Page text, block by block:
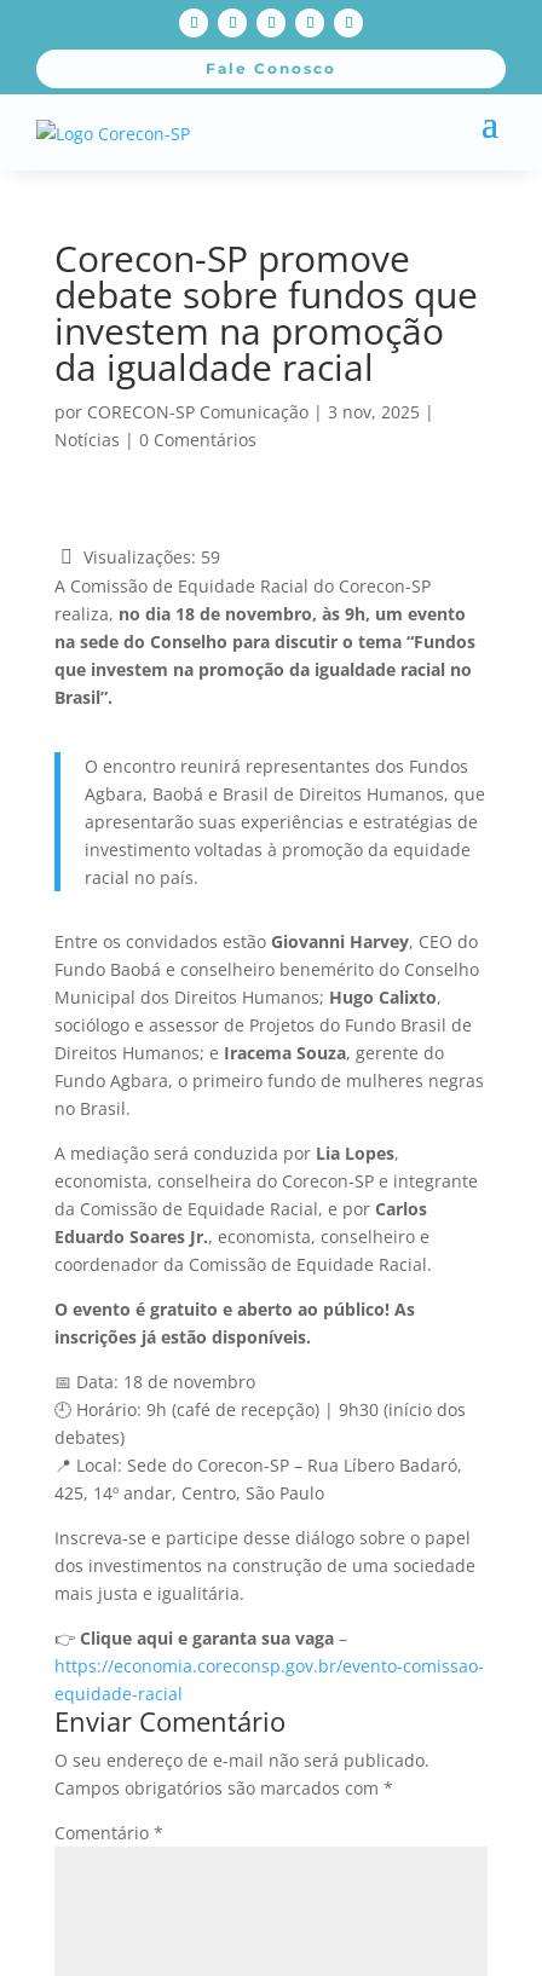
Fale Conosco
Corecon-SP promove
debate sobre fundos que
investem na promoção
da igualdade racial
por CORECON-SP Comunicação| 3 nov, 2025|
Notícias | 0 Comentários
Visualizações: 59
A Comissão de Equidade Racial do Corecon-SP
realiza, no dia 18 de novembro, às 9h, um evento
na sede do Conselho para discutir o tema “Fundos
que investem na promoção da igualdade racial no
Brasil”.
O encontro reunirá representantes dos Fundos
Agbara, Baobá e Brasil de Direitos Humanos, que
apresentarão suas experiências e estratégias de
investimento voltadas à promoção da equidade
racial no país.
Entre os convidados estão Giovanni Harvey, CEO do
Fundo Baobá e conselheiro benemérito do Conselho
Municipal dos Direitos Humanos; Hugo Calixto,
sociólogo e assessor de Projetos do Fundo Brasil de
Direitos Humanos; e Iracema Souza, gerente do
Fundo Agbara, o primeiro fundo de mulheres negras
no Brasil.
A mediação será conduzida por Lia Lopes,
economista, conselheira do Corecon-SP e integrante
da Comissão de Equidade Racial, e por Carlos
Eduardo Soares Jr., economista, conselheiro e
coordenador da Comissão de Equidade Racial.
O evento é gratuito e aberto ao público! As
inscrições já estão disponíveis.
📅 Data: 18 de novembro
🕘 Horário: 9h (café de recepção) | 9h30 (início dos
debates)
📍 Local: Sede do Corecon-SP – Rua Líbero Badaró,
425, 14º andar, Centro, São Paulo
Inscreva-se e participe desse diálogo sobre o papel
dos investimentos na construção de uma sociedade
mais justa e igualitária.
👉 Clique aqui e garanta sua vaga–
https://economia.coreconsp.gov.br/evento-comissao-
equidade-racial
Enviar Comentário
O seu endereço de e-mail não será publicado.
Campos obrigatórios são marcados com *
Comentário *